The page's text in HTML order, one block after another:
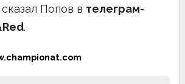
Попов в телеграм-
.